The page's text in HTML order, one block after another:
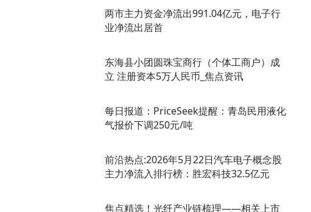
两市主力资金净流出991.04亿元，电子行
业净流出居首
东海县小团圆珠宝商行（个体工商户）成
立 注册资本5万人民币_焦点资讯
每日报道：PriceSeek提醒：青岛民用液化
气报价下调250元/吨
前沿热点:2026年5月22日汽车电子概念股
主力净流入排行榜：胜宏科技32.5亿元
焦点精选！光纤产业链梳理——相关上市